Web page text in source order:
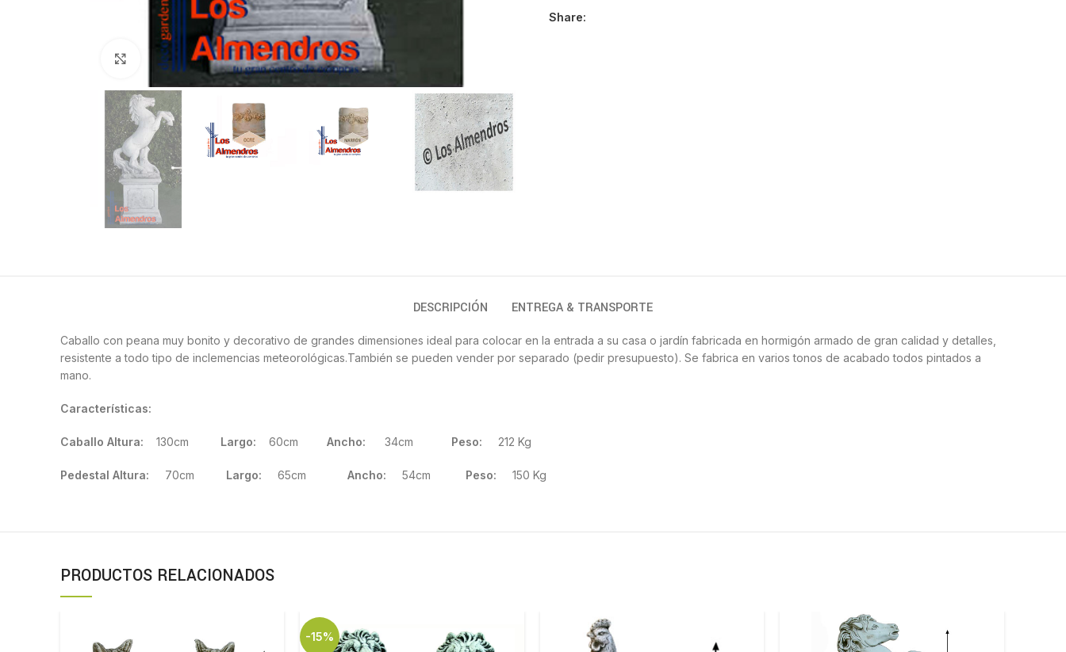
Clic para ampliar
Share:
DESCRIPCIÓN ENTREGA & TRANSPORTE
Caballo con peana muy bonito y decorativo de grandes dimensiones ideal para colocar en la entrada a su casa o jardín fabricada en hormigón armado de gran calidad y detalles,
resistente a todo tipo de inclemencias meteorológicas.También se pueden vender por separado (pedir presupuesto). Se fabrica en varios tonos de acabado todos pintados a
mano.
Características:
Caballo Altura: 130cm Largo: 60cm Ancho: 34cm Peso: 212 Kg
Pedestal Altura: 70cm Largo: 65cm Ancho: 54cm Peso: 150 Kg
PRODUCTOS RELACIONADOS
-15%